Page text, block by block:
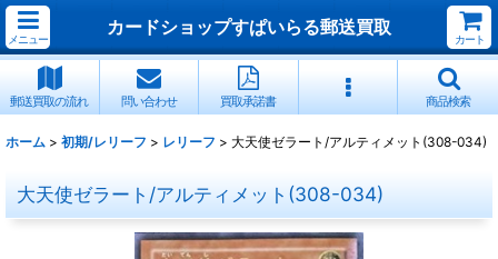
メニュー
カードショップすぱいらる郵送買取
カート
郵送買取の流れ 問い合わせ 買取承諾書 商品検索
ホーム > 初期/レリーフ > レリーフ > 大天使ゼラート/アルティメット(308-034)
大天使ゼラート/アルティメット(308-034)